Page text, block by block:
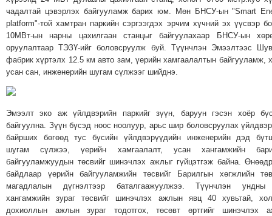
ТАЙМ"ЫН
ЭРГЭН
ТОЙРОНД
ГРАНАТ
ЭРГЭН
ТОЙРОНД
ТОДОТГОЛЫН
ЭРГЭН
ТОЙРОНД
ЕРӨНХИЙЛӨГЧИЙН
чадалтай цэвэрлэх байгууламж барих юм. Мөн БНСУ-ын "Smart
platform"-той хамтран паркийн сэргээгдэх эрчим хүчний эх үүсвэр
10МВт-ын нарны цахилгаан станцыг байгуулахаар БНСУ-ын
оруулалтаар ТЭЗҮ-ийг боловсруулж буй. Түүнчлэн Эмээлтээс
фабрик хүртэлх 12.5 км авто зам, үерийн хамгаалалтын байгууламж,
усан сан, инженерийн шугам сүлжээг шийднэ.
Эмээлт эко аж үйлдвэрийн паркийг зүүн, баруун гэсэн хоёр
байгуулна. Зүүн бүсэд ноос ноолуур, арьс шир боловсруулах
байрших бөгөөд тус бүсийн үйлдвэрүүдийн инженерийн дэд
шугам сүлжээ, үерийн хамгаалалт, усан хангамжийн
байгууламжуудын төсвийг шинэчлэх ажлыг гүйцэтгэж байна.
байдлаар үерийн байгууламжийн төсвийг Барилгын хөгжлийн
магадлалын дүгнэлтээр баталгаажуулжээ. Түүнчлэн
хангамжийн зураг төсвийг шинэчлэх ажлын явц 40 хувьтай,
дохиоллын ажлын зураг тодотгох, төсөвт өртгийг шинэчлэх